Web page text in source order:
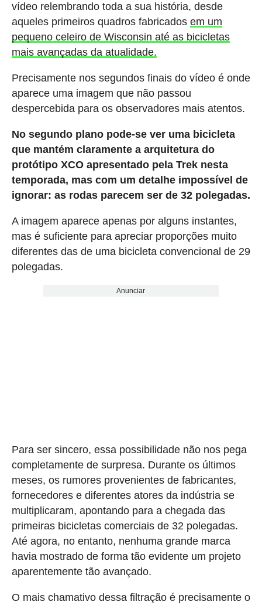
vídeo relembrando toda a sua história, desde
aqueles primeiros quadros fabricados em um
pequeno celeiro de Wisconsin até as bicicletas
mais avançadas da atualidade.
Precisamente nos segundos finais do vídeo é onde
aparece uma imagem que não passou
despercebida para os observadores mais atentos.
No segundo plano pode-se ver uma bicicleta
que mantém claramente a arquitetura do
protótipo XCO apresentado pela Trek nesta
temporada, mas com um detalhe impossível de
ignorar: as rodas parecem ser de 32 polegadas.
A imagem aparece apenas por alguns instantes,
mas é suficiente para apreciar proporções muito
diferentes das de uma bicicleta convencional de 29
polegadas.
Anunciar
Para ser sincero, essa possibilidade não nos pega
completamente de surpresa. Durante os últimos
meses, os rumores provenientes de fabricantes,
fornecedores e diferentes atores da indústria se
multiplicaram, apontando para a chegada das
primeiras bicicletas comerciais de 32 polegadas.
Até agora, no entanto, nenhuma grande marca
havia mostrado de forma tão evidente um projeto
aparentemente tão avançado.
O mais chamativo dessa filtração é precisamente o